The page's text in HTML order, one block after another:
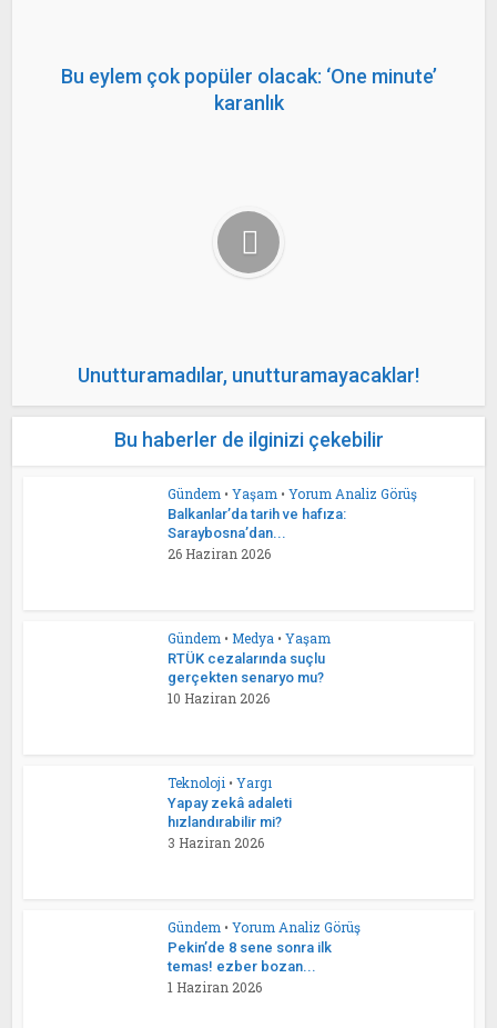
Bu eylem çok popüler olacak: ‘One minute’
karanlık
Unutturamadılar, unutturamayacaklar!
Bu haberler de ilginizi çekebilir
Gündem • Yaşam • Yorum Analiz Görüş
Balkanlar’da tarih ve hafıza:
Saraybosna’dan...
26 Haziran 2026
Gündem • Medya • Yaşam
RTÜK cezalarında suçlu
gerçekten senaryo mu?
10 Haziran 2026
Teknoloji • Yargı
Yapay zekâ adaleti
hızlandırabilir mi?
3 Haziran 2026
Gündem • Yorum Analiz Görüş
Pekin’de 8 sene sonra ilk
temas! ezber bozan...
1 Haziran 2026